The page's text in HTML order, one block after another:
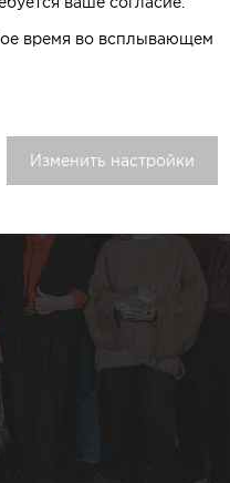
время во всплывающем
Изменить настройки